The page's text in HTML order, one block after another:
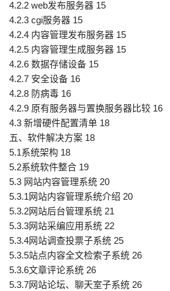
4.2.2 web发布服务器 15
4.2.3 cgi服务器 15
4.2.4 内容管理发布服务器 15
4.2.5 内容管理生成服务器 15
4.2.6 数据存储设备 15
4.2.7 安全设备 16
4.2.8 防病毒 16
4.2.9 原有服务器与置换服务器比较 16
4.3 新增硬件配置清单 18
五、软件解决方案 18
5.1系统架构 18
5.2系统软件整合 19
5.3 网站内容管理系统 20
5.3.1网站内容管理系统介绍 20
5.3.2网站后台管理系统 21
5.3.3网站采编应用系统 22
5.3.4网站调查投票子系统 25
5.3.5站点内容全文检索子系统 26
5.3.6文章评论系统 26
5.3.7网站论坛、聊天室子系统 26